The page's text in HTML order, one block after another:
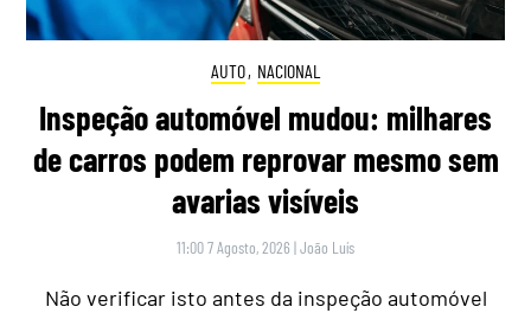
AUTO, NACIONAL
Inspeção automóvel mudou: milhares
de carros podem reprovar mesmo sem
avarias visíveis
11:00 7 Agosto, 2026 |João Luís
Não verificar isto antes da inspeção automóvel